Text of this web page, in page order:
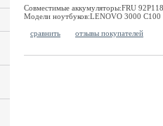
Совместимые аккумуляторы:FRU
Модели ноутбуков:LENOVO 3000 C100
сравнить
отзывы покупателей